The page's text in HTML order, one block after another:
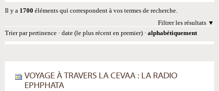
Il y a 1700 éléments qui correspondent à vos termes de recherche.
Filtrer les résultats
Trier par pertinence · date (le plus récent en premier) · alphabétiquement
VOYAGE À TRAVERS LA CEVAA : LA RADIO
EPHPHATA